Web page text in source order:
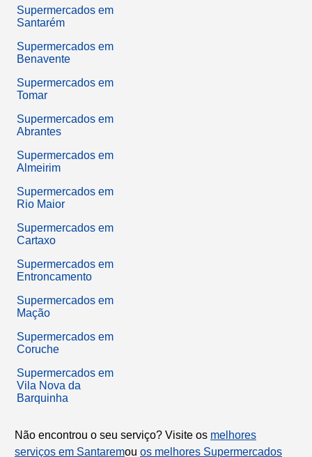
Supermercados em
Santarém
Supermercados em
Benavente
Supermercados em
Tomar
Supermercados em
Abrantes
Supermercados em
Almeirim
Supermercados em
Rio Maior
Supermercados em
Cartaxo
Supermercados em
Entroncamento
Supermercados em
Mação
Supermercados em
Coruche
Supermercados em
Vila Nova da
Barquinha
Não encontrou o seu serviço? Visite os melhores
serviços em Santaremou os melhores Supermercados